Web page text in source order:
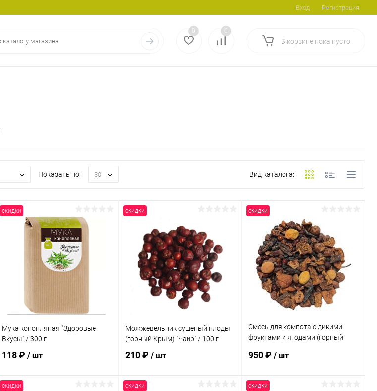
Вход Регистрация
0 0
В корзине пока пусто
Показать по: 30 Вид каталога:
скидки
Мука конопляная "Здоровые
Вкусы" / 300 г
118 ₽ / шт
скидки
Можжевельник сушеный плоды
(горный Крым) "Чаир" / 100 г
210 ₽ / шт
скидки
Смесь для компота с дикими
фруктами и ягодами (горный
950 ₽/ шт
скидки скидки скидки